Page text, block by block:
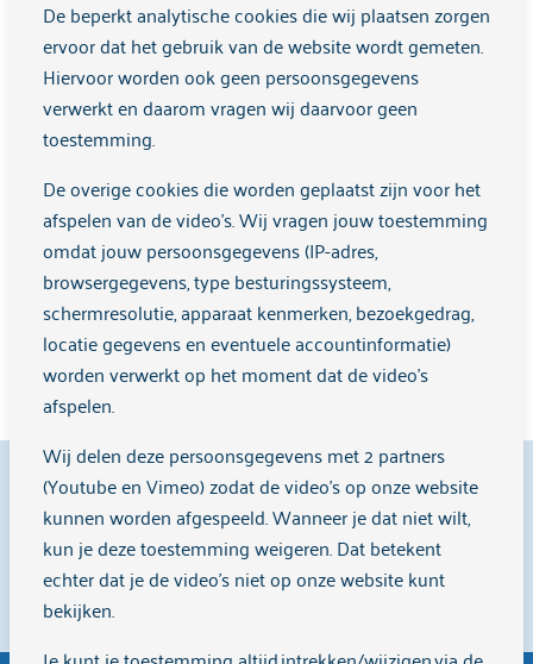
klachtenfacturatie@arkin.nl.
Wanneer een zorgverzekeraar het eigen risico in
rekening brengt naar aanleiding van de door Arkin
geleverde zorg, kan dit vragen bij jou oproepen. Wij
hebben de meest voorkomendevragen en
antwoorden over de rekening
gezet.
Voor problemen met je zorgverzekeraar over
bijvoorbeeld vergoedingen kun je je wenden tot de
Stichting Klachten en Geschillen Zorgverzekeringen
(SKGZ).
leveringsvoorwaarden ggz?
Als je zorg krijgt van een zorginstelling, maak je met
deze instelling afspraken over de zorg en zo nodig
verblijf in de instelling. Bij die afspraken horen de
‘algemene voorwaarden geestelijke
gezondheidszorg ggz’. Dat zijn de ‘kleine lettertjes’
bij de afspraken die je hebt gemaakt over de
behandeling, begeleiding en eventueel verblijf.
In dealgemene leveringsvoorwaarden ggz 2022
staat niet welke zorg je nodig hebt, maar wel waar
zorginstellingen (en jij ook) zich aan moeten
houden. Naast deze voorwaarden geldt wat wettelijk
geregeld is.
Cliënten beoordelen ons met een9,1opZorgkaart
Nederland.
9,1
De beperkt analytische cookies die wij plaatsen zorgen
ervoor dat het gebruik van de website wordt gemeten.
Hiervoor worden ook geen persoonsgegevens
verwerkt en daarom vragen wij daarvoor geen
toestemming.
De overige cookies die worden geplaatst zijn voor het
afspelen van de video's. Wij vragen jouw toestemming
omdat jouw persoonsgegevens (IP-adres,
browsergegevens, type besturingssysteem,
schermresolutie, apparaat kenmerken, bezoekgedrag,
locatie gegevens en eventuele accountinformatie)
worden verwerkt op het moment dat de video's
afspelen.
Wij delen deze persoonsgegevens met 2 partners
(Youtube en Vimeo) zodat de video's op onze website
kunnen worden afgespeeld. Wanneer je dat niet wilt,
kun je deze toestemming weigeren. Dat betekent
echter dat je de video’s niet op onze website kunt
bekijken.